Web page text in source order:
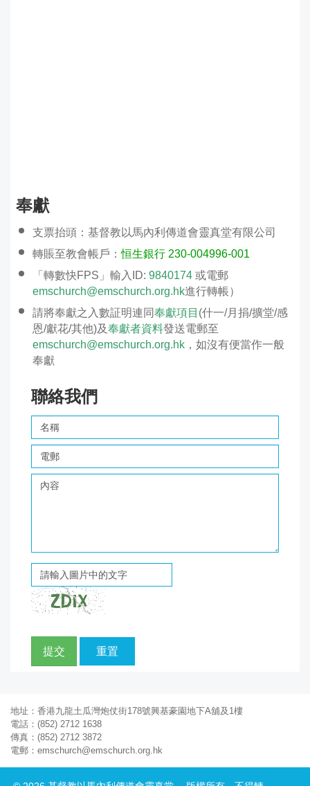
奉獻
支票抬頭：基督教以馬內利傳道會靈真堂有限公司
轉賬至教會帳戶：恒生銀行 230-004996-001
「轉數快FPS」輸入ID: 9840174 或電郵
emschurch@emschurch.org.hk進行轉帳）
請將奉獻之入數証明連同奉獻項目 (什一/月捐/擴堂/感
恩/獻花/其他)及奉獻者資料發送電郵至
emschurch@emschurch.org.hk ，如沒有便當作一般
奉獻
聯絡我們
提交 重置
地址：香港九龍土瓜灣炮仗街178號興基豪園地下A舖及1樓
電話：(852) 2712 1638
傳真：(852) 2712 3872
電郵：emschurch@emschurch.org.hk